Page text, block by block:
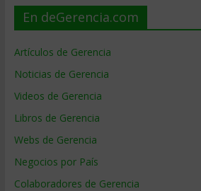
En deGerencia.com
Artículos de Gerencia
Noticias de Gerencia
Videos de Gerencia
Libros de Gerencia
Webs de Gerencia
Negocios por País
Colaboradores de Gerencia